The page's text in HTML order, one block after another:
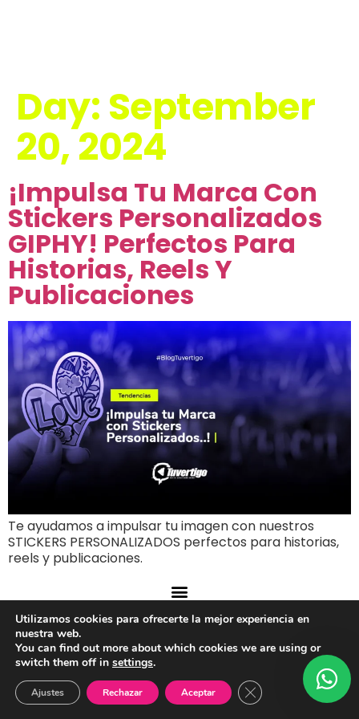
Day: September
20, 2024
¡Impulsa Tu Marca Con
Stickers Personalizados
GIPHY! Perfectos Para
Historias, Reels Y
Publicaciones
Te ayudamos a impulsar tu imagen con nuestros
STICKERS PERSONALIZADOS perfectos para historias,
reels y publicaciones.
Developed By: @GEALMAGO | © 2005 - [year] All Rights Reserved
TUVERTIGO.COM
Utilizamos cookies para ofrecerte la mejor experiencia en
nuestra web.
You can find out more about which cookies we are using or
switch them off in settings.
Aceptar
Rechazar
Ajustes Cerrar el banner de